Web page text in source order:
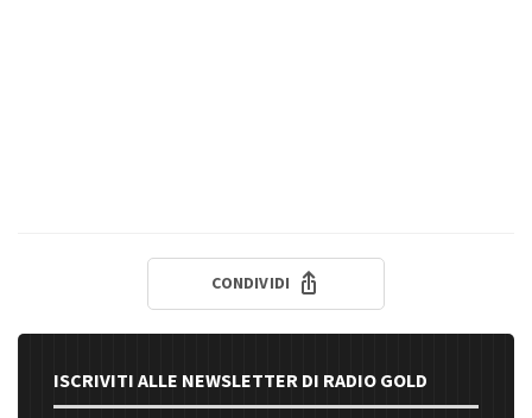
CONDIVIDI
ISCRIVITI ALLE NEWSLETTER DI RADIO GOLD